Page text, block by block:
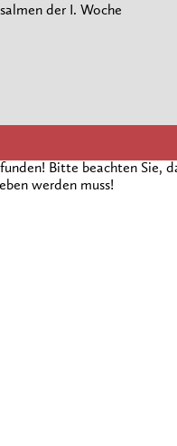
der I. Woche
Bitte beachten Sie,
werden muss!